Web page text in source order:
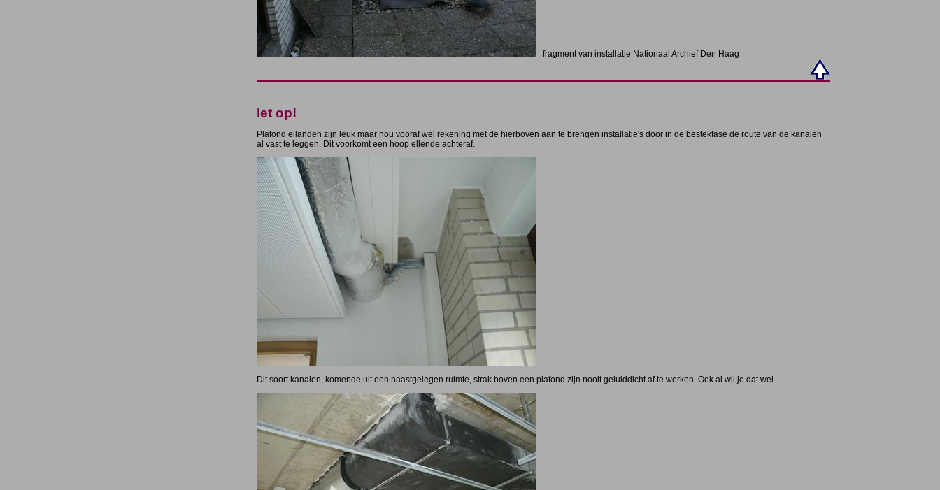
fragment van installatie Nationaal Archief Den Haag
let op!
Plafond eilanden zijn leuk maar hou vooraf wel rekening met de hierboven aan te brengen installatie's door in de bestekfase de route van de kanalen
al vast te leggen. Dit voorkomt een hoop ellende achteraf.
Dit soort kanalen, komende uit een naastgelegen ruimte, strak boven een plafond zijn nooit geluiddicht af te werken. Ook al wil je dat wel.